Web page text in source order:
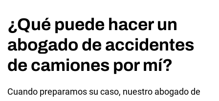
¿Qué puede hacer un
abogado de accidentes
de camiones por mí?
Cuando preparamos su caso, nuestro abogado de